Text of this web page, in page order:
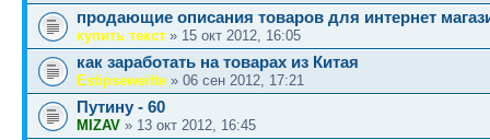
продающие описания товаров для интернет
купить текст » 15 окт 2012, 16:05
как заработать на товарах из Китая
Estipseweitte » 06 сен 2012, 17:21
Путину - 60
MIZAV » 13 окт 2012, 16:45